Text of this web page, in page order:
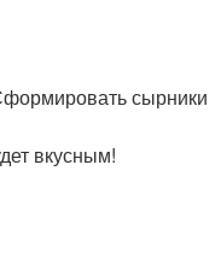
сырники
вкусным!